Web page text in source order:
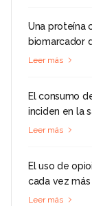
Una proteína
biomarcador
Leer más
El consumo
inciden en la
Leer más
El uso de
cada vez
Leer más